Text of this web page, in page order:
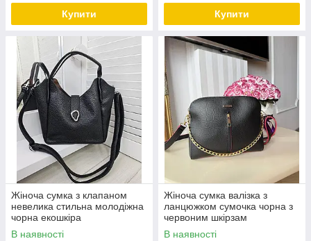
Купити Купити
Жіноча сумка з клапаном
невелика стильна молодіжна
чорна екошкіра
В наявності
Жіноча сумка валізка з
ланцюжком сумочка чорна з
червоним шкірзам
В наявності